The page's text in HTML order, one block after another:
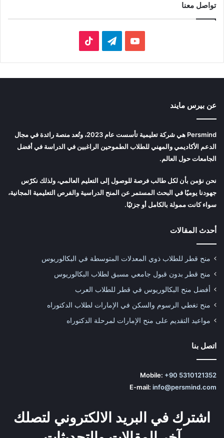
تواصل معنا
‫YouTubeتيلقرام
عن بيرس مايند
Persmind هي شركة تعليمية تأسست عام 2023، وتُعد منصة رائدة في مجال
الدعم الأكاديمي والمهني للطلاب الطموحين الراغبين في الدراسة في أفضل
الجامعات حول العالم.
نحن نؤمن بأن لكل طالب فرصة للوصول إلى التعليم العالمي، ولذلك نكرّس
جهودنا يوميًا في البحث المستمر عن المنح الدراسية والفرص التعليمية المجانية،
سواء كانت ممولة بالكامل أو جزئيًا.
أحدث المقالات
منح قطر للطلاب ذوي المعدلات المتوسطة في البكالوريوس
منح قطر بدون قبول جامعي مسبق لطلاب البكالوريوس
أفضل منح البكالوريوس في قطر للطلاب العرب
منح تغطي الرسوم والسكن في الإمارات لطلاب الدكتوراه
مواعيد التقديم على منح الإمارات لمرحلة الدكتوراه
اتصل بنا
Mobile: +90 5310121352
E-mail: info@persmind.com
اشترك في البريد الالكتروني لتصلك